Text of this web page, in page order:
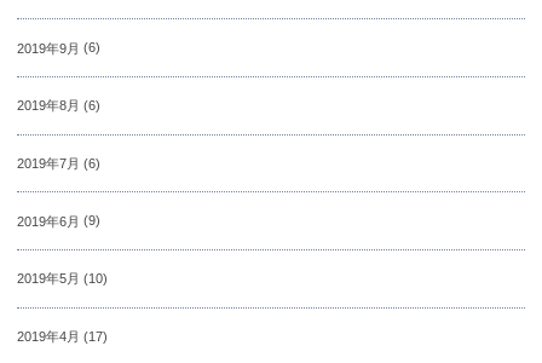
2019年9月 (6)
2019年8月 (6)
2019年7月 (6)
2019年6月 (9)
2019年5月 (10)
2019年4月 (17)